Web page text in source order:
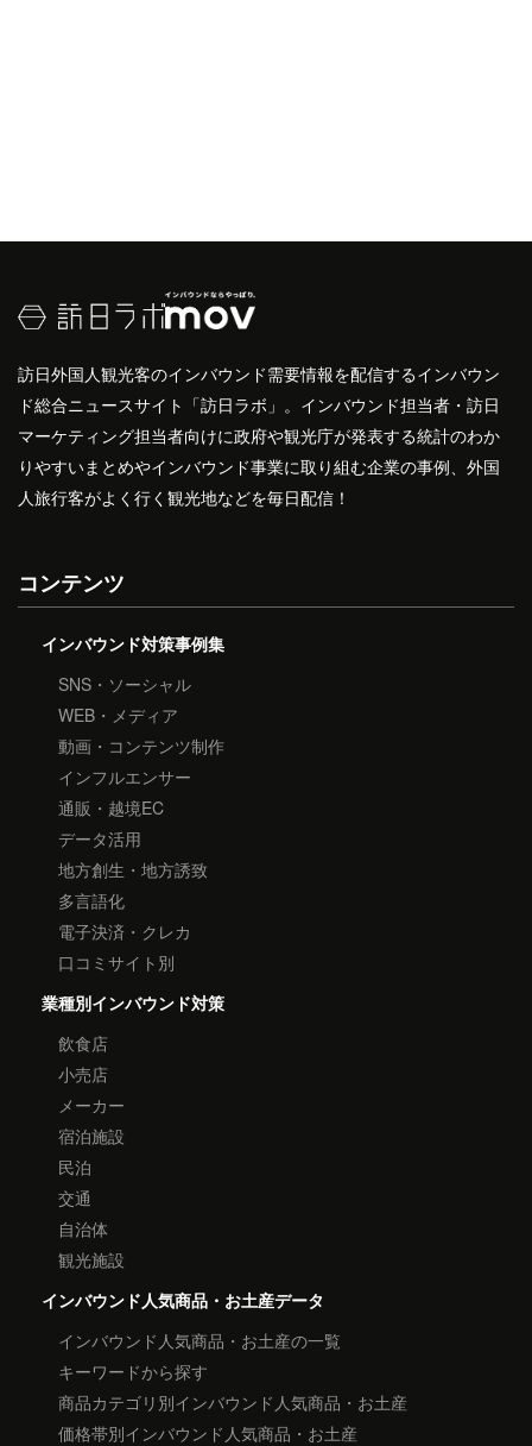
訪日外国人観光客のインバウンド需要情報を配信するインバウン
ド総合ニュースサイト「訪日ラボ」。インバウンド担当者・訪日
マーケティング担当者向けに政府や観光庁が発表する統計のわか
りやすいまとめやインバウンド事業に取り組む企業の事例、外国
人旅行客がよく行く観光地などを毎日配信！
コンテンツ
インバウンド対策事例集
SNS・ソーシャル
WEB・メディア
動画・コンテンツ制作
インフルエンサー
通販・越境EC
データ活用
地方創生・地方誘致
多言語化
電子決済・クレカ
口コミサイト別
業種別インバウンド対策
飲食店
小売店
メーカー
宿泊施設
民泊
交通
自治体
観光施設
インバウンド人気商品・お土産データ
インバウンド人気商品・お土産の一覧
キーワードから探す
商品カテゴリ別インバウンド人気商品・お土産
価格帯別インバウンド人気商品・お土産